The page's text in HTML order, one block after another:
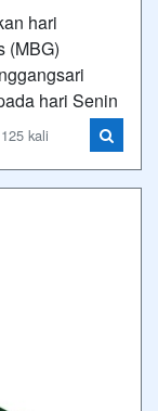
hari
(MBG)
hari Senin
kali